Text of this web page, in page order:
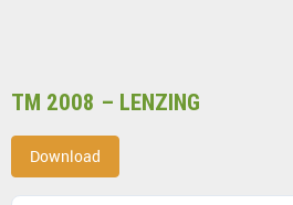
TM 2008 – LENZING
Download